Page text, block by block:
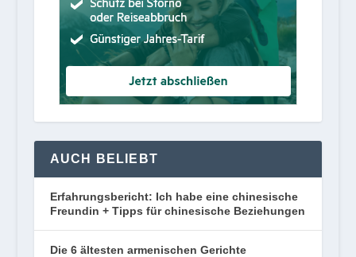
AUCH BELIEBT
Erfahrungsbericht: Ich habe eine chinesische
Freundin + Tipps für chinesische Beziehungen
Die 6 ältesten armenischen Gerichte